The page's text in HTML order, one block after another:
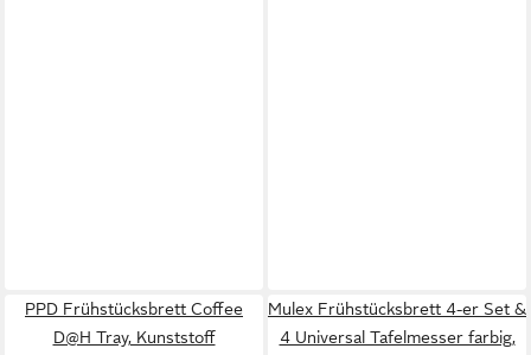
PPD Frühstücksbrett Coffee
D@H Tray, Kunststoff
Mulex Frühstücksbrett 4-er Set &
4 Universal Tafelmesser farbig,